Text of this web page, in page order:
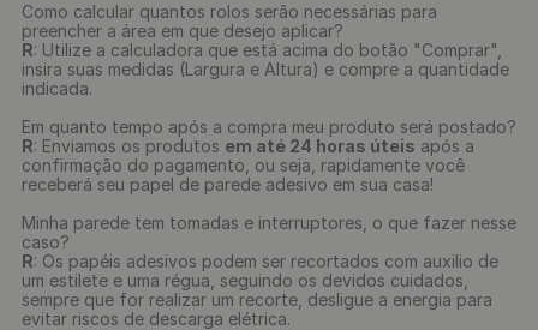
Como calcular quantos rolos serão necessárias para
preencher a área em que desejo aplicar?
R: Utilize a calculadora que está acima do botão "Comprar",
insira suas medidas (Largura e Altura) e compre a quantidade
indicada.
Em quanto tempo após a compra meu produto será postado?
R: Enviamos os produtos em até 24 horas úteis após a
confirmação do pagamento, ou seja, rapidamente você
receberá seu papel de parede adesivo em sua casa!
Minha parede tem tomadas e interruptores, o que fazer nesse
caso?
R: Os papéis adesivos podem ser recortados com auxilio de
um estilete e uma régua, seguindo os devidos cuidados,
sempre que for realizar um recorte, desligue a energia para
evitar riscos de descarga elétrica.